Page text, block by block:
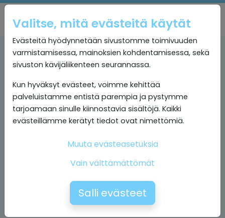
Valitse, mitä evästeitä käytät
Evästeitä hyödynnetään sivustomme toimivuuden
varmistamisessa, mainoksien kohdentamisessa, sekä
sivuston kävijäliikenteen seurannassa.
Kun hyväksyt evästeet, voimme kehittää
palveluistamme entistä parempia ja pystymme
tarjoamaan sinulle kiinnostavia sisältöjä. Kaikki
evästeillämme kerätyt tiedot ovat nimettömiä.
Muuta evästeasetuksia
Vain välttämättömät
Salli evästeet